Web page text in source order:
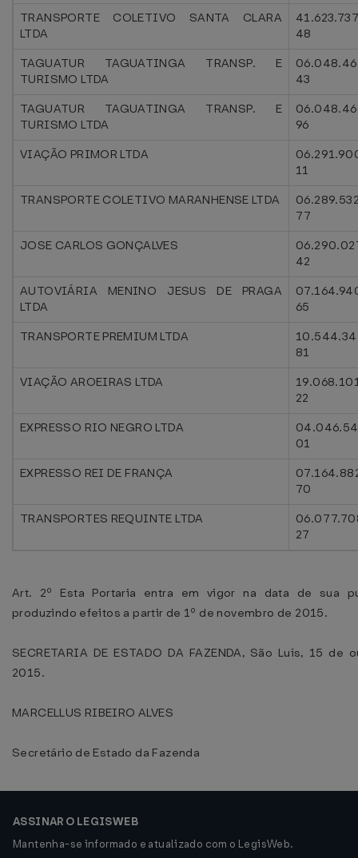
TRANSPORTE COLETIVO SANTA CLARA
LTDA
48
TAGUATUR TAGUATINGA TRANSP. E
TURISMO LTDA
43
TAGUATUR TAGUATINGA TRANSP. E
TURISMO LTDA
96
VIAÇÃO PRIMOR LTDA
11
TRANSPORTE COLETIVO MARANHENSE LTDA
77
JOSE CARLOS GONÇALVES
42
AUTOVIÁRIA MENINO JESUS DE PRAGA
LTDA
65
TRANSPORTE PREMIUM LTDA
81
VIAÇÃO AROEIRAS LTDA
22
EXPRESSO RIO NEGRO LTDA
01
EXPRESSO REI DE FRANÇA
70
TRANSPORTES REQUINTE LTDA
27
Art. 2º Esta Portaria entra em vigor na data de sua
produzindo efeitos a partir de 1º de novembro de 2015.
SECRETARIA DE ESTADO DA FAZENDA, São Luís, 15 de
2015.
MARCELLUS RIBEIRO ALVES
Secretário de Estado da Fazenda
ASSINAR O LEGISWEB
Mantenha-se informado e atualizado com o LegisWeb.